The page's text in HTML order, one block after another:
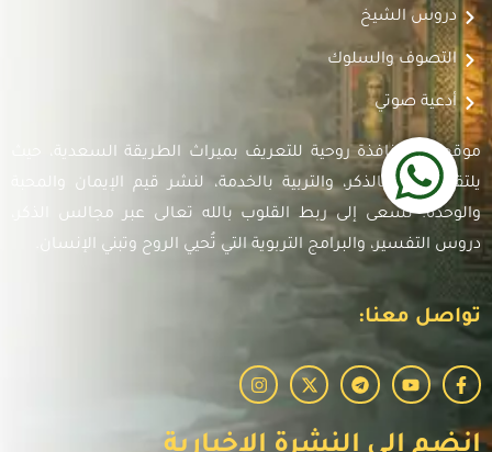
دروس الشيخ
التصوف والسلوك
أدعية صوتي
موقعنا هو نافذة روحية للتعريف بميراث الطريقة السعدية، حيث
يلتقي العلم بالذكر، والتربية بالخدمة، لنشر قيم الإيمان والمحبة
والوحدة. نسعى إلى ربط القلوب بالله تعالى عبر مجالس الذكر،
دروس التفسير، والبرامج التربوية التي تُحيي الروح وتبني الإنسان.
تواصل معنا:
انضم إلى النشرة الإخبارية